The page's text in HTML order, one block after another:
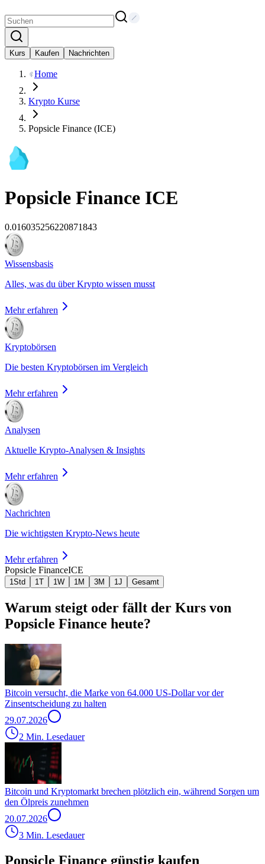
Kurs Kaufen Nachrichten
Home
Krypto Kurse
Popsicle Finance (ICE)
Popsicle Finance ICE
0.016035256220871843
Wissensbasis
Alles, was du über Krypto wissen musst
Mehr erfahren
Kryptobörsen
Die besten Kryptobörsen im Vergleich
Mehr erfahren
Analysen
Aktuelle Krypto-Analysen & Insights
Mehr erfahren
Nachrichten
Die wichtigsten Krypto-News heute
Mehr erfahren
Popsicle FinanceICE
1Std 1T 1W 1M 3M 1J Gesamt
Warum steigt oder fällt der Kurs von
Popsicle Finance heute?
Bitcoin versucht, die Marke von 64.000 US-Dollar vor der
Zinsentscheidung zu halten
29.07.2026
2 Min. Lesedauer
Bitcoin und Kryptomarkt brechen plötzlich ein, während Sorgen um
den Ölpreis zunehmen
20.07.2026
3 Min. Lesedauer
Popsicle Finance günstig kaufen